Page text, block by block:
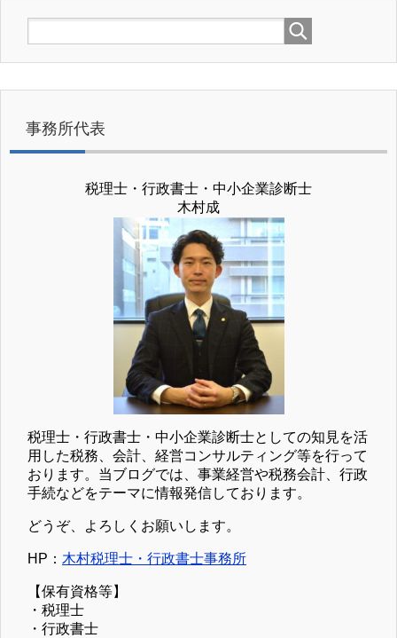
事務所代表
税理士・行政書士・中小企業診断士
木村成
税理士・行政書士・中小企業診断士としての知見を活
用した税務、会計、経営コンサルティング等を行って
おります。当ブログでは、事業経営や税務会計、行政
手続などをテーマに情報発信しております。
どうぞ、よろしくお願いします。
HP： 木村税理士・行政書士事務所
【保有資格等】
・税理士
・行政書士